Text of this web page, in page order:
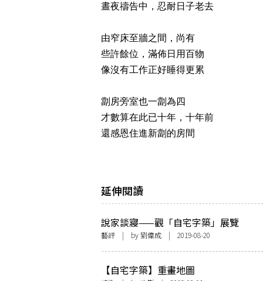
晝夜禱告中，忍耐日子老去
由窄床至牆之間，尚有
些許餘位，滿佈日用百物
像沒有工作正好睡得更累
劏房旁室也一劏為四
才數算在此已十年，十年前
還感恩住進新劏的房間
延伸閱讀
說家談寢——觀「自宅字築」展覽
藝評 | by劉偉成 | 2019-08-20
【自宅字築】重畫地圖